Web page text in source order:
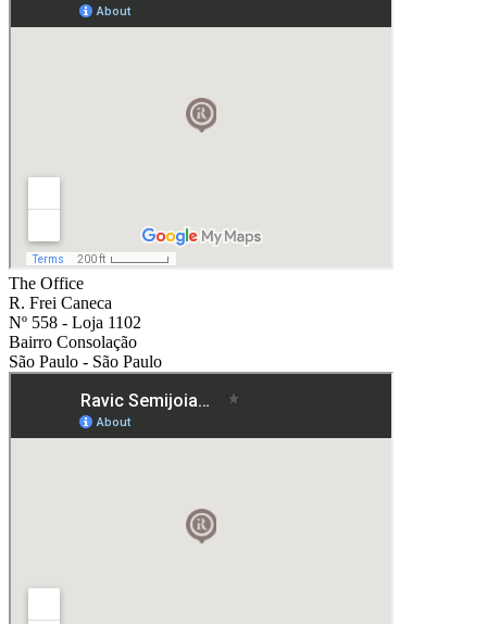
The Office
R. Frei Caneca
Nº 558 - Loja 1102
Bairro Consolação
São Paulo - São Paulo